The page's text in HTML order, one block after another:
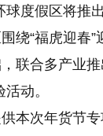
球度假区将推
绕“福虎迎春
联合多产业
动。
本次年货节